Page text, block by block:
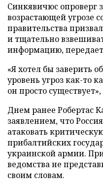
Синкявичюс опроверг
возрастающей угрозе
правительства
и тщательно
информацию, передает
«Я хотел бы заверить
уровень угроз как-то
он просто
Днем ранее Робертас
заявлением, что
атаковать
прибалтийских
украинской армии.
ведомства не
своим словам.